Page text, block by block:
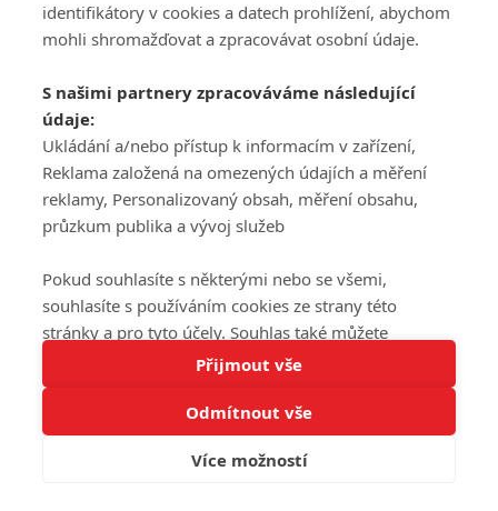
Tato stránka používá soubory cookies.
Rozumím
identifikátory v cookies a datech prohlížení, abychom
mohli shromažďovat a zpracovávat osobní údaje.
S našimi partnery zpracováváme následující
údaje:
Ukládání a/nebo přístup k informacím v zařízení,
Reklama založená na omezených údajích a měření
reklamy, Personalizovaný obsah, měření obsahu,
průzkum publika a vývoj služeb
Pokud souhlasíte s některými nebo se všemi,
souhlasíte s používáním cookies ze strany této
stránky a pro tyto účely. Souhlas také můžete
odmítnout, ale v takovém případě vám na stránce
nebudou k dispozici některé personalizované funkce.
Vaše volby souhlasu se budou vztahovat pouze na
tuto webovou stránku. Vaše nastavení a odvolání
souhlasu můžete kdykoli změnit na stránce s
Přijmout vše
Odmítnout vše
Více možností